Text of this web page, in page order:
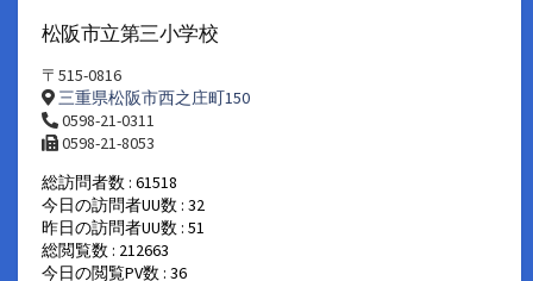
松阪市立第三小学校
〒515-0816
三重県松阪市西之庄町150
0598-21-0311
0598-21-8053
総訪問者数 : 61518
今日の訪問者UU数 : 32
昨日の訪問者UU数 : 51
総閲覧数 : 212663
今日の閲覧PV数 : 36